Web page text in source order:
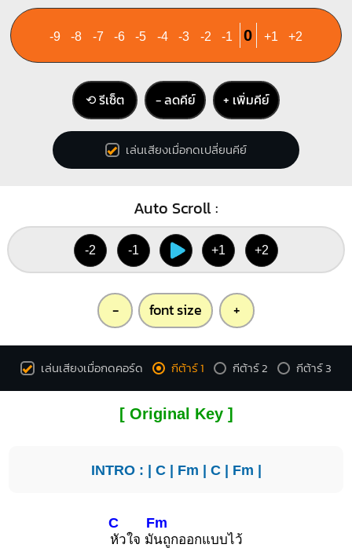
1
1
3
4
1
1
G#
3
-9 -8 -7 -6 -5 -4 -3 -2 -1 0 +1 +2
⟲ รีเซ็ต − ลดคีย์ + เพิ่มคีย์
เล่นเสียงเมื่อกดเปลี่ยนคีย์
Auto Scroll :
-2 -1 +1 +2
- font size +
เล่นเสียงเมื่อกดคอร์ด กีต้าร์ 1 กีต้าร์ 2 กีต้าร์ 3
[ Original Key ]
INTRO : | C| Fm | C| Fm |
C
หัวใจ มั
Fm
นถูกออกแบบไว้